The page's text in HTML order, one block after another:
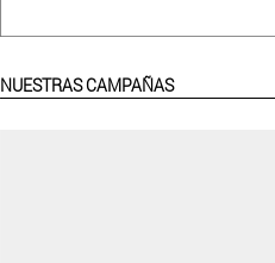
NUESTRAS CAMPAÑAS